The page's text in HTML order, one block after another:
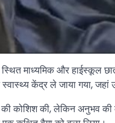
माध्यमिक और हाईस्कूल
केंद्र ले जाया गया,
कोशिश की, लेकिन अनुभव